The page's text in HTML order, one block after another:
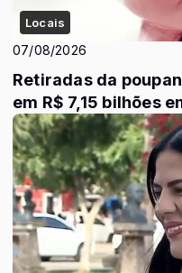
Locais
07/08/2026
Retiradas da
em R$ 7,15 bilhões